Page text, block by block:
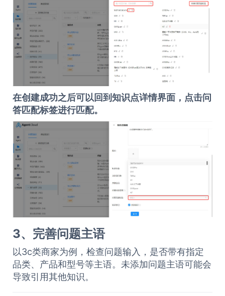
在创建成功之后可以回到知识点详情界面，点击问
答匹配标签进行匹配。
3、完善问题主语
以3c类商家为例，检查问题输入，是否带有指定
品类、产品和型号等主语。未添加问题主语可能会
导致引用其他知识。